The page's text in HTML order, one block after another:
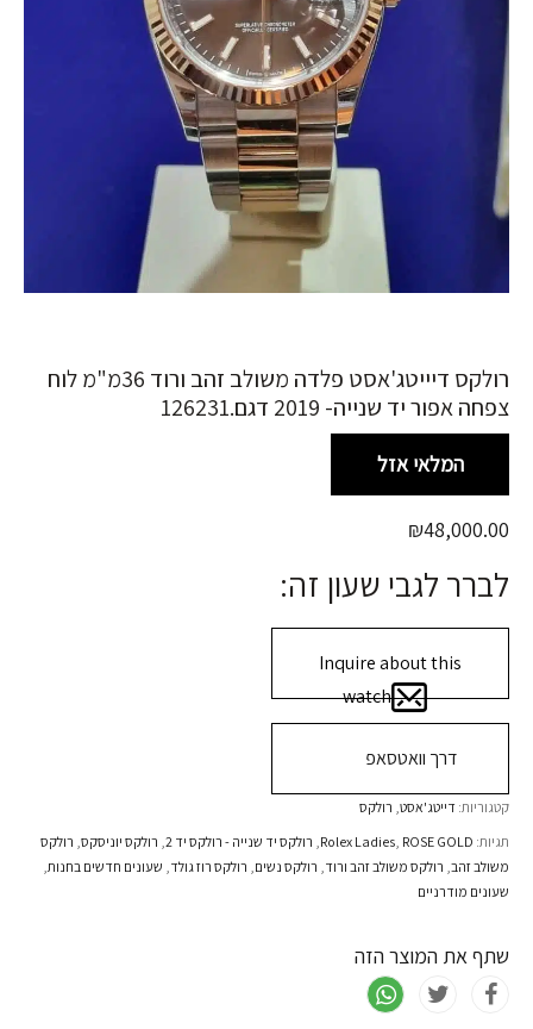
רולקס דיייטג'אסט פלדה משולב זהב ורוד 36מ"מ לוח
צפחה אפור יד שנייה- 2019 דגם.126231
המלאי אזל
₪48,000.00
לברר לגבי שעון זה:
Inquire about this
watch
דרך וואטסאפ
קטגוריות: דייטג'אסט, רולקס
תגיות:
Rolex Ladies, ROSE GOLD
, רולקס יד שנייה - רולקס יד 2 , רולקס יוניסקס, רולקס
משולב זהב, רולקס משולב זהב ורוד, רולקס נשים, רולקס רוז גולד, שעונים חדשים בחנות,
שעונים מודרניים
שתף את המוצר הזה